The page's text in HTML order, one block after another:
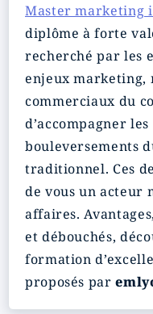
Master marketing
diplôme à forte
recherché par les
enjeux marketing,
commerciaux du
d’accompagner
bouleversements
traditionnel. Ces
de vous un acteur
affaires.
et débouchés,
formation
proposés par